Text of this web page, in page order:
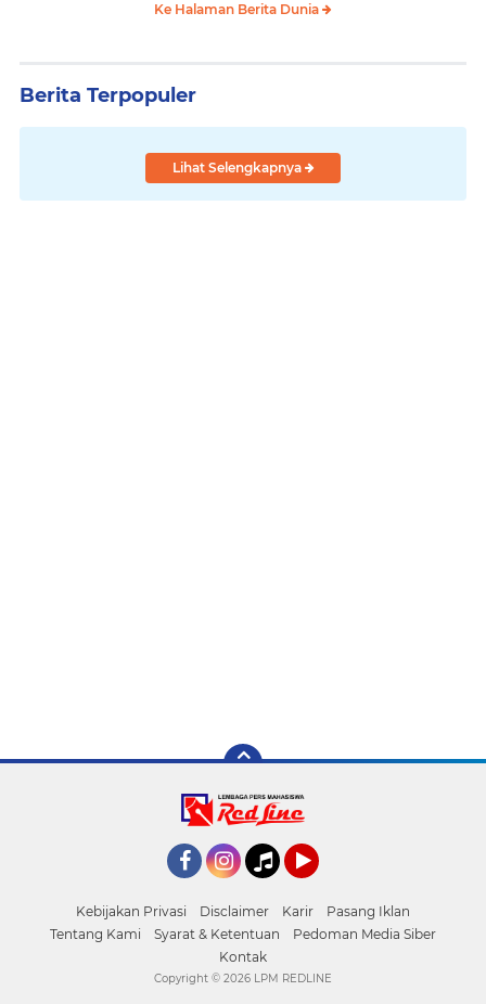
Ke Halaman Berita Dunia
Berita Terpopuler
Lihat Selengkapnya
Kebijakan Privasi Disclaimer Karir
Pasang Iklan
Tentang Kami
Syarat & Ketentuan
Pedoman Media Siber
Kontak
Copyright © 2026 LPM REDLINE